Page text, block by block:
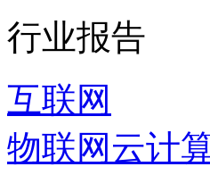
行业报告
互联网
物联网 云计